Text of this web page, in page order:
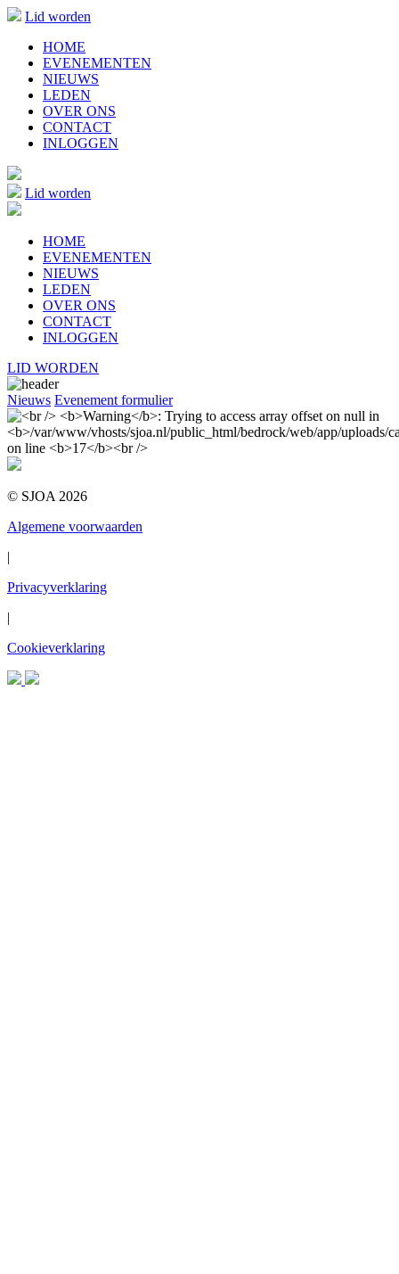
Lid worden
HOME
EVENEMENTEN
NIEUWS
LEDEN
OVER ONS
CONTACT
INLOGGEN
Lid worden
HOME
EVENEMENTEN
NIEUWS
LEDEN
OVER ONS
CONTACT
INLOGGEN
LID WORDEN
Nieuws Evenement formulier
© SJOA 2026
Algemene voorwaarden
|
Privacyverklaring
|
Cookieverklaring